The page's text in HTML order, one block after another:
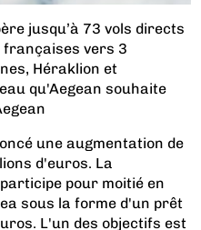
jusqu’à 73 vols directs
françaises vers 3
Héraklion et
qu'Aegean souhaite
une augmentation de
d'euros. La
pour moitié en
sous la forme d'un prêt
L'un des objectifs est